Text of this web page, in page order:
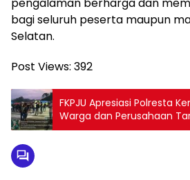
bagi seluruh peserta maupun
Selatan.
Post Views: 392
FKPJU Apresiasi Polresta
Warga dan Perusahaan
Hauling Malam Hari